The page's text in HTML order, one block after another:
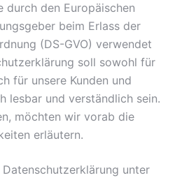
durch den Europäischen
beim Erlass der
(DS-GVO) verwendet
soll sowohl für
für unsere Kunden und
lesbar und verständlich sein.
möchten wir vorab die
erläutern.
unter